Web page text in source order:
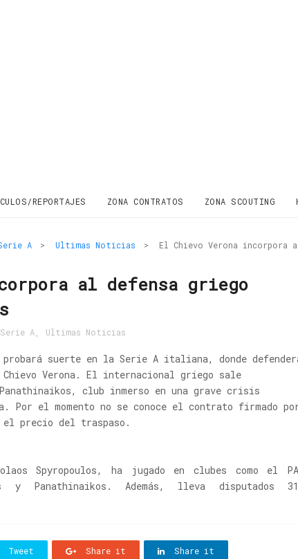
REPORTAJES ZONA CONTRATOS ZONA SCOUTING
A > Ultimas Noticias >
El Chievo Verona incorpora
al defensa griego
Serie A Ultimas Noticias
probará suerte en la Serie A italiana, donde
Verona. El internacional griego sale
club inmerso en una grave crisis
Por el momento no se conoce el contrato firmado
precio del traspaso.
Spyropoulos, ha jugado en clubes como el
y Panathinaikos. Además, lleva disputados 31
Tweet Share it Share it